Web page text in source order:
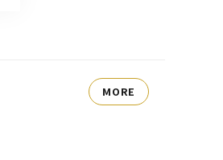
MORE